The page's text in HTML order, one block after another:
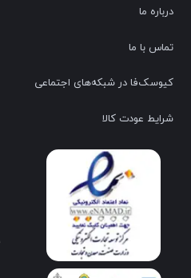
درباره ما
تماس با ما
کیوسک‌فا در شبکه‌های اجتماعی
شرایط عودت کالا